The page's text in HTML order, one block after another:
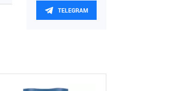
TELEGRAM